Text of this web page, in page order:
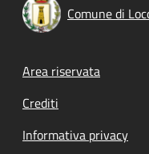
Comune di
Footer menu
Area riservata
Crediti
Informativa privacy